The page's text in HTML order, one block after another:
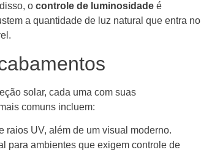
o controle de luminosidade é
a quantidade de luz natural que entra no
solar, cada uma com suas
comuns incluem:
raios UV, além de um visual moderno.
para ambientes que exigem controle de